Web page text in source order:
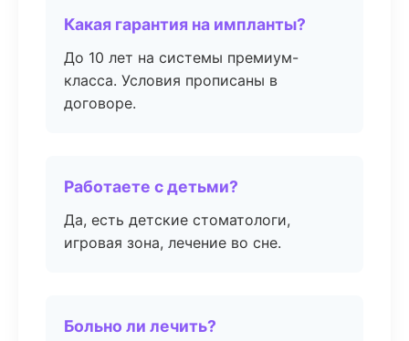
Какая гарантия на импланты?
До 10 лет на системы премиум-
класса. Условия прописаны в
договоре.
Работаете с детьми?
Да, есть детские стоматологи,
игровая зона, лечение во сне.
Больно ли лечить?